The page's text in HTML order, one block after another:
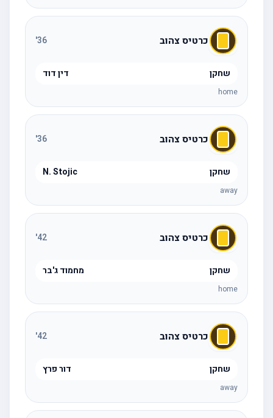
כרטיס צהוב 36
'
שחקן דין דוד
home
כרטיס צהוב 36
'
שחקן N. Stojic
away
כרטיס צהוב 42
'
שחקן מחמוד ג'בר
home
כרטיס צהוב 42
'
שחקן דור פרץ
away